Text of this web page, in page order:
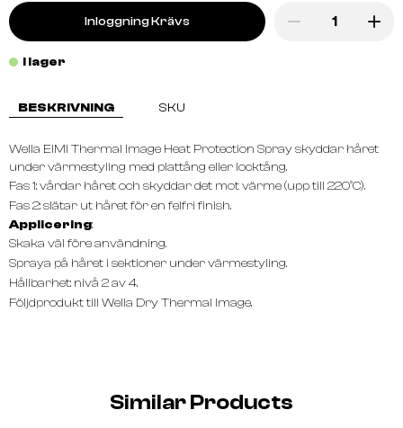
Inloggning Krävs
I lager
BESKRIVNING SKU
Wella EIMI Thermal Image Heat Protection Spray skyddar håret
under värmestyling med plattång eller locktång.
Fas 1: vårdar håret och skyddar det mot värme (upp till 220°C).
Fas 2: slätar ut håret för en felfri finish.
Applicering:
Skaka väl före användning.
Spraya på håret i sektioner under värmestyling.
Hållbarhet: nivå 2 av 4.
Följdprodukt till Wella Dry Thermal Image.
Similar Products